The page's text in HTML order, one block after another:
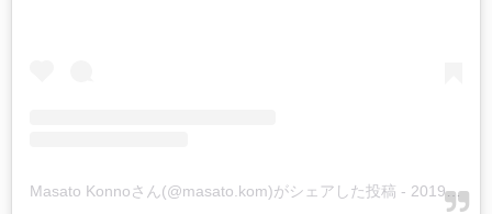
Masato Konnoさん(@masato.kom)がシェアした投稿 - 2019年 3月月6日午前2時49分PST